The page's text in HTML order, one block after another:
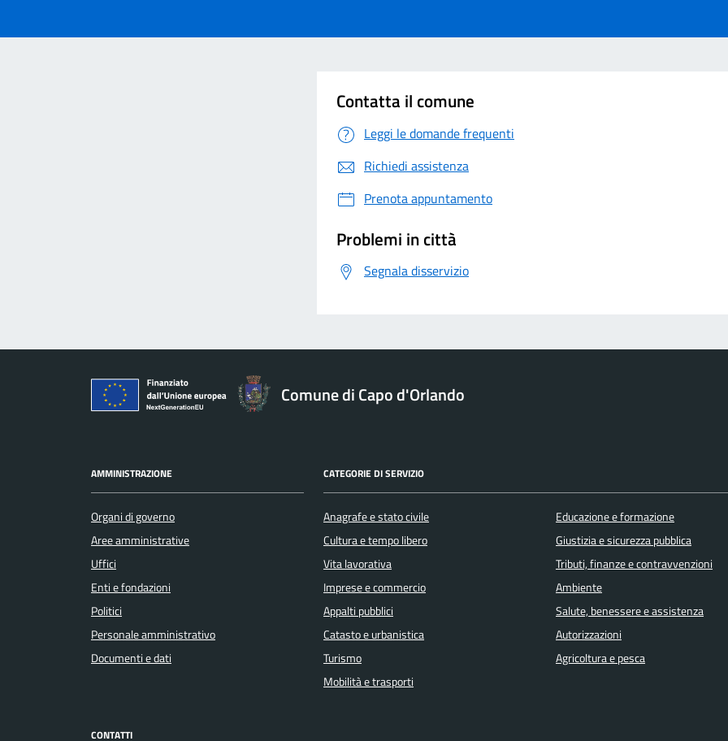
Contatta il comune
Leggi le domande frequenti
Richiedi assistenza
Prenota appuntamento
Problemi in città
Segnala disservizio
Comune di Capo d'Orlando
AMMINISTRAZIONE
Organi di governo
Aree amministrative
Uffici
Enti e fondazioni
Politici
Personale amministrativo
Documenti e dati
CATEGORIE DI SERVIZIO
Anagrafe e stato civile
Cultura e tempo libero
Vita lavorativa
Imprese e commercio
Appalti pubblici
Catasto e urbanistica
Turismo
Mobilità e trasporti
Educazione e formazione
Giustizia e sicurezza pubblica
Tributi, finanze e contravvenzioni
Ambiente
Salute, benessere e assistenza
Autorizzazioni
Agricoltura e pesca
CONTATTI